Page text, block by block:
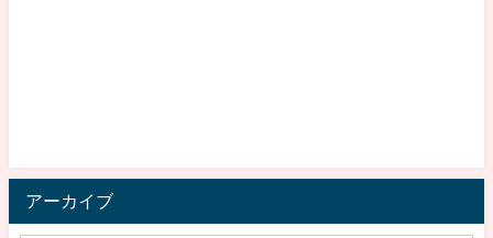
アーカイブ